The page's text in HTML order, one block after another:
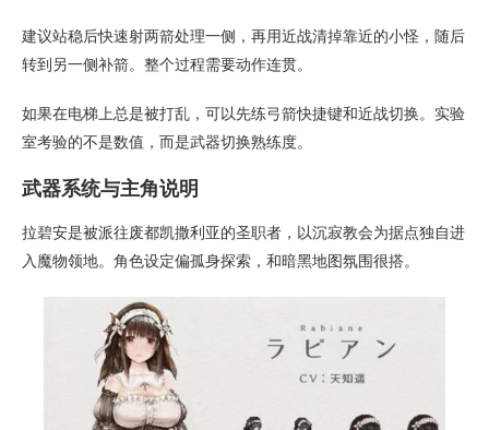
建议站稳后快速射两箭处理一侧，再用近战清掉靠近的小怪，随后
转到另一侧补箭。整个过程需要动作连贯。
如果在电梯上总是被打乱，可以先练弓箭快捷键和近战切换。实验
室考验的不是数值，而是武器切换熟练度。
武器系统与主角说明
拉碧安是被派往废都凯撒利亚的圣职者，以沉寂教会为据点独自进
入魔物领地。角色设定偏孤身探索，和暗黑地图氛围很搭。